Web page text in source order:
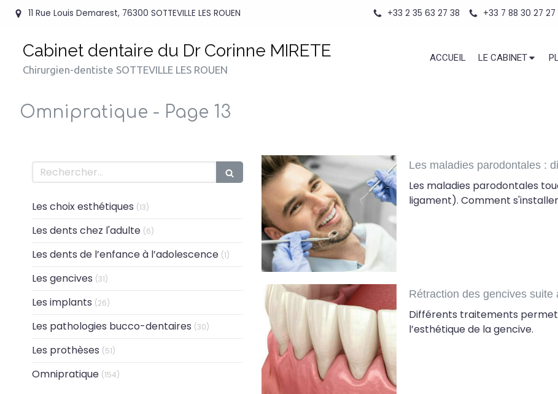
11 Rue Louis Demarest, 76300 SOTTEVILLE LES ROUEN +33 2 35 63 27 38 +33 7 88 30 27 27
ACCUEIL LE CABINET
Cabinet dentaire du Dr Corinne MIRETE
Chirurgien-dentiste SOTTEVILLE LES ROUEN
Omnipratique - Page 13
Les maladies parodontales :
Les maladies parodontales
ligament). Comment
Rétraction des gencives
Différents traitements
l’esthétique de la gencive.
Rechercher
Les choix esthétiques (13)
Les dents chez l'adulte (6)
Les dents de l’enfance à l’adolescence (1) Articles Count
Les gencives (31)
Les implants (26)
Les pathologies bucco-dentaires (30)
Les prothèses (51)
Omnipratique (154)